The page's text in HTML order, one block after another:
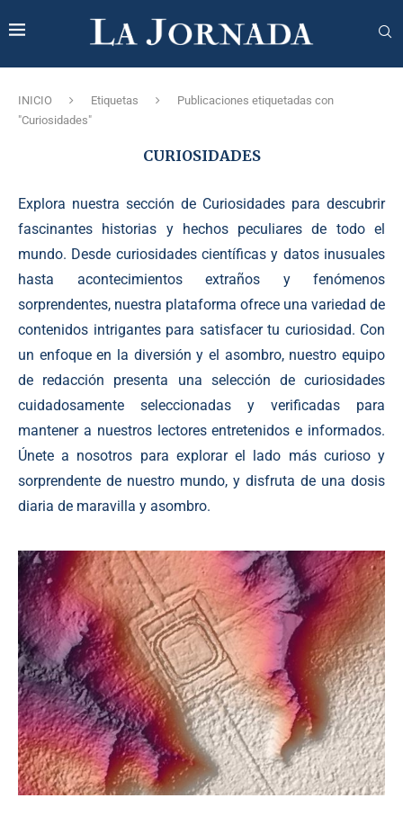
INICIO Etiquetas
Publicaciones etiquetadas con
"Curiosidades"
CURIOSIDADES
Explora nuestra sección de Curiosidades para descubrir
fascinantes historias y hechos peculiares de todo el
mundo. Desde curiosidades científicas y datos inusuales
hasta acontecimientos extraños y fenómenos
sorprendentes, nuestra plataforma ofrece una variedad de
contenidos intrigantes para satisfacer tu curiosidad. Con
un enfoque en la diversión y el asombro, nuestro equipo
de redacción presenta una selección de curiosidades
cuidadosamente seleccionadas y verificadas para
mantener a nuestros lectores entretenidos e informados.
Únete a nosotros para explorar el lado más curioso y
sorprendente de nuestro mundo, y disfruta de una dosis
diaria de maravilla y asombro.